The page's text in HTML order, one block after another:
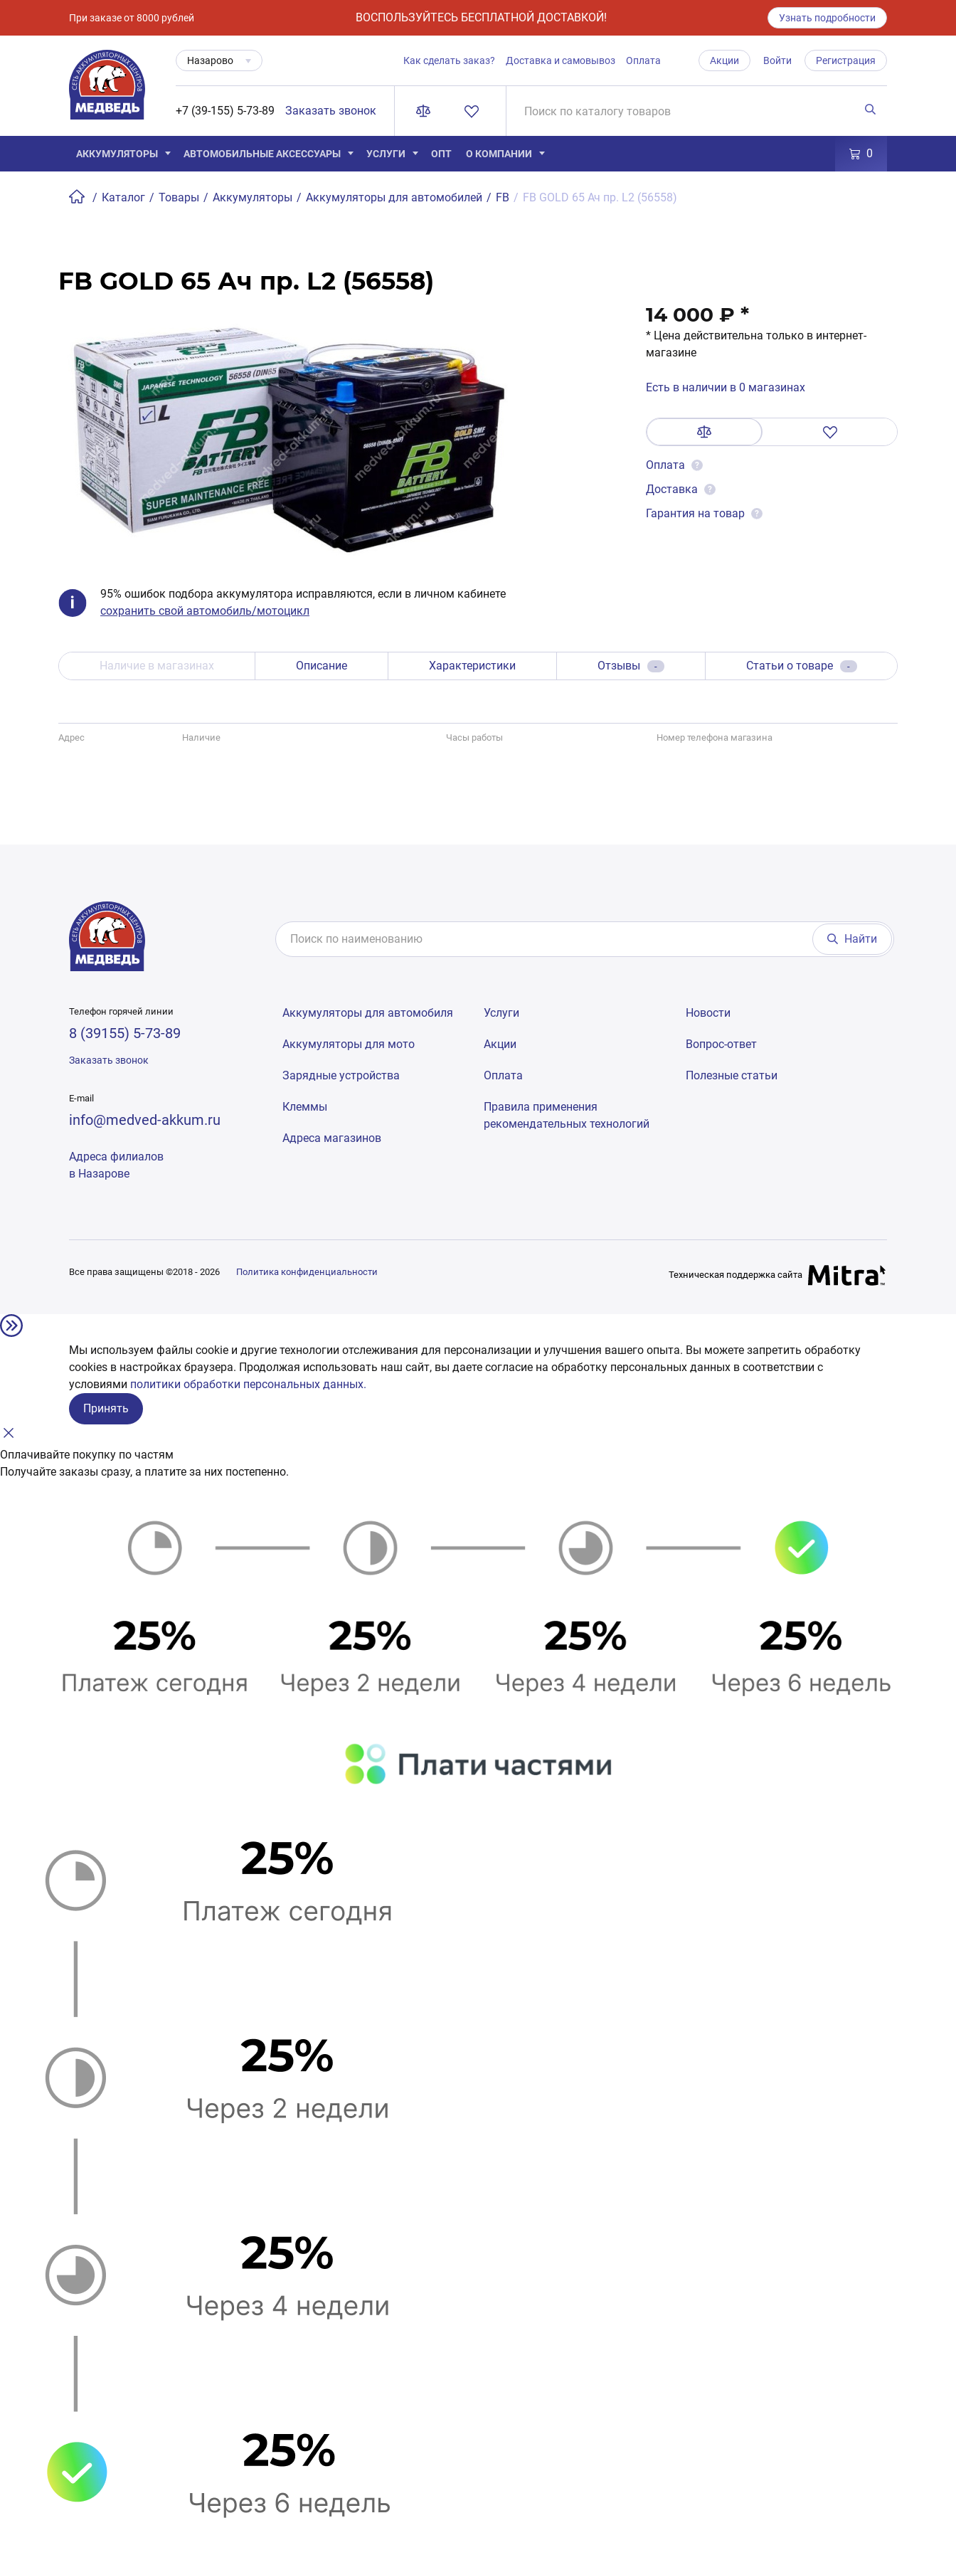
При заказе от 8000 рублей ВОСПОЛЬЗУЙТЕСЬ БЕСПЛАТНОЙ ДОСТАВКОЙ! Узнать подробности
Назарово Как сделать заказ? Доставка и самовывоз Оплата Акции Войти Регистрация
+7 (39-155) 5-73-89 Заказать звонок
АККУМУЛЯТОРЫ АВТОМОБИЛЬНЫЕ АКСЕССУАРЫ УСЛУГИ ОПТ О КОМПАНИИ 0
/ Каталог / Товары / Аккумуляторы / Аккумуляторы для автомобилей / FB / FB GOLD 65 Ач пр. L2 (56558)
FB GOLD 65 Ач пр. L2 (56558)
95% ошибок подбора аккумулятора исправляются, если в личном кабинете
сохранить свой автомобиль/мотоцикл
14 000 ₽ *
* Цена действительна только в интернет-
магазине
Есть в наличии в 0 магазинах
Оплата ?
Доставка ?
Гарантия на товар ?
Наличие в магазинах Описание Характеристики Отзывы - Статьи о товаре -
Адрес Наличие Часы работы Номер телефона магазина
Найти
Телефон горячей линии
8 (39155) 5-73-89
Заказать звонок
E-mail
info@medved-akkum.ru
Адреса филиалов
в Назарове
Аккумуляторы для автомобиля
Аккумуляторы для мото
Зарядные устройства
Клеммы
Адреса магазинов
Услуги
Акции
Оплата
Правила применения
рекомендательных технологий
Новости
Вопрос-ответ
Полезные статьи
Все права защищены ©2018 - 2026 Политика конфиденциальности Техническая поддержка сайта
Мы используем файлы cookie и другие технологии отслеживания для персонализации и улучшения вашего опыта. Вы можете запретить обработку
сookies в настройках браузера. Продолжая использовать наш сайт, вы даете согласие на обработку персональных данных в соответствии с
условиями политики обработки персональных данных.
Принять
Оплачивайте покупку по частям
Получайте заказы сразу, а платите за них постепенно.